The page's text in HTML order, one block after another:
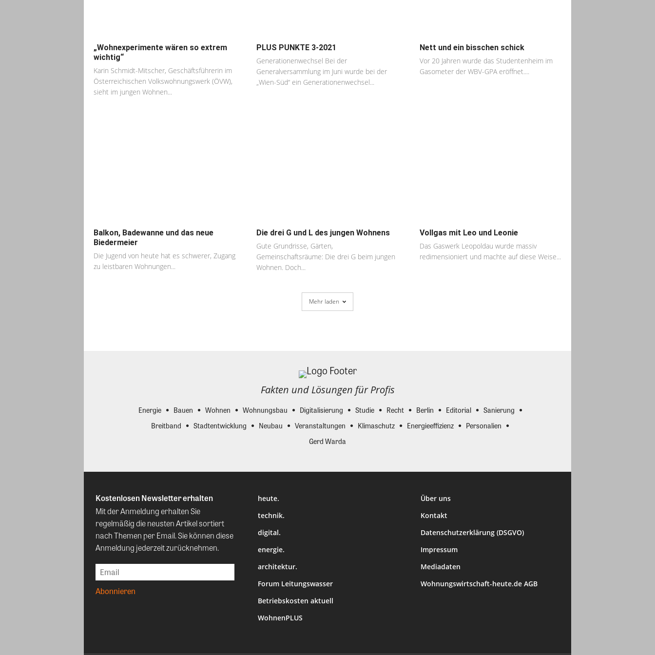
„Wohnexperimente wären so extrem
wichtig“
Karin Schmidt-Mitscher, Geschäftsführerin im
Österreichischen Volkswohnungswerk (ÖVW),
sieht im jungen Wohnen...
PLUS PUNKTE 3-2021
Generationenwechsel Bei der
Generalversammlung im Juni wurde bei der
„Wien-Süd“ ein Generationenwechsel...
Nett und ein bisschen schick
Vor 20 Jahren wurde das Studentenheim im
Gasometer der WBV-GPA eröffnet....
Balkon, Badewanne und das neue
Biedermeier
Die Jugend von heute hat es schwerer, Zugang
zu leistbaren Wohnungen...
Die drei G und L des jungen Wohnens
Gute Grundrisse, Gärten,
Gemeinschaftsräume: Die drei G beim jungen
Wohnen. Doch...
Vollgas mit Leo und Leonie
Das Gaswerk Leopoldau wurde massiv
redimensioniert und machte auf diese Weise...
Mehr laden
Fakten und Lösungen für Profis
Energie Bauen Wohnen Wohnungsbau Digitalisierung Studie Recht Berlin Editorial
Sanierung
Breitband
Stadtentwicklung Neubau Veranstaltungen Klimaschutz Energieeffizienz
Personalien
Gerd Warda
Kostenlosen Newsletter erhalten
Mit der Anmeldung erhalten Sie
regelmäßig die neusten Artikel sortiert
nach Themen per Email. Sie können diese
Anmeldung jederzeit zurücknehmen.
heute.
technik.
digital.
energie.
architektur.
Forum Leitungswasser
Betriebskosten aktuell
WohnenPLUS
Über uns
Kontakt
Datenschutzerklärung (DSGVO)
Impressum
Mediadaten
Wohnungswirtschaft-heute.de AGB